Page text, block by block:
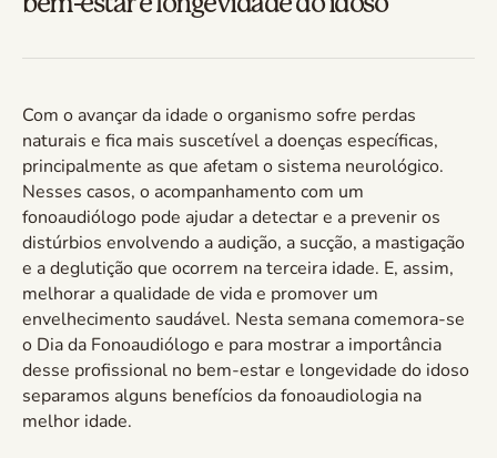
Com o avançar da idade o organismo sofre perdas
naturais e fica mais suscetível a doenças específicas,
principalmente as que afetam o sistema neurológico.
Nesses casos, o acompanhamento com um
fonoaudiólogo pode ajudar a detectar e a prevenir os
distúrbios envolvendo a audição, a sucção, a mastigação
e a deglutição que ocorrem na terceira idade. E, assim,
melhorar a qualidade de vida e promover um
envelhecimento saudável. Nesta semana comemora-se
o Dia da Fonoaudiólogo e para mostrar a importância
desse profissional no bem-estar e longevidade do idoso
separamos alguns benefícios da fonoaudiologia na
melhor idade.